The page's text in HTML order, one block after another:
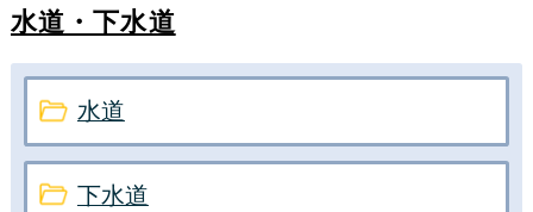
水道・下水道
水道
下水道